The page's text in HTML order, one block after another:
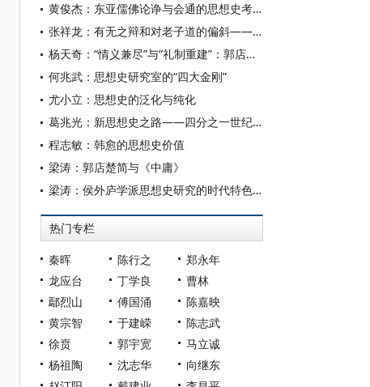
黄俊杰：东亚儒佛论诤与会通的思想史考察
张祥龙：有无之辩和对老子道的偏斜——从郭店楚简《老子》甲本“天下之物生于有/无”章谈起
杨天奇：“情义兼尽”与“礼制重建”：郭店楚简《唐虞之道》贤能政治论的再检视
何兆武：思想史研究室的“四大金刚”
尤小立：思想史的泛化与纯化
葛兆光：新思想史之路——四分之一世纪后关于《中国思想史》的回顾与思考
程志敏：韩愈的思想史价值
梁涛：郭店楚简与《中庸》
梁涛：侯外庐学派思想史研究的时代特色与理论创新
热门专栏
秦晖 陈行之
郑永年
龙应台
丁学良
曹林
鄢烈山
傅国涌
陈嘉映
黄宗智
于建嵘
陈志武
徐贲
郭宇宽
马立诚
杨祖陶
沈志华
向继东